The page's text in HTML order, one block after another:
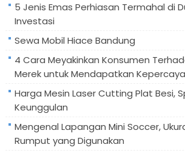
5 Jenis Emas Perhiasan Termahal di
Investasi
Sewa Mobil Hiace Bandung
4 Cara Meyakinkan Konsumen
Merek untuk Mendapatkan
Harga Mesin Laser Cutting Plat Besi,
Keunggulan
Mengenal Lapangan Mini Soccer,
Rumput yang Digunakan